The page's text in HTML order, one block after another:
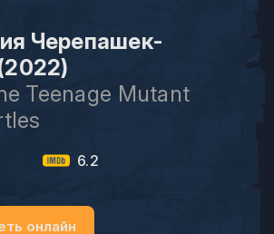
Черепашек-
Teenage Mutant
6.2
онлайн